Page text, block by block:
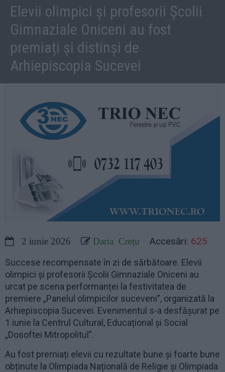
Elevii olimpici și profesorii Școlii
Gimnaziale Oniceni au fost
premiați și distinși de
Arhiepiscopia Sucevei
2 iunie 2026 Daria Crețu Accesări: 625
Succese recompensate în zi de sărbătoare. Elevii
olimpici și profesorii Școlii Gimnaziale Oniceni au
urcat pe scena performanței la festivitatea de
premiere „Panelul olimpicilor suceveni”, organizată la
Arhiepiscopia Sucevei. Evenimentul s-a desfășurat pe
1 iunie la Centrul Cultural, Educațional și Social
„Dosoftei Mitropolitul”.
Au fost premiați elevii cu rezultate bune și foarte bune
obținute la Olimpiada Națională de Religie și Olimpiada